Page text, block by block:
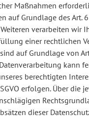
Maßnahmen
auf Grundlage des Art.
Weiteren verarbeiten wir
einer rechtlichen
auf Grundlage von
Datenverarbeitung kann
berechtigten
erfolgen. Über die
dieser